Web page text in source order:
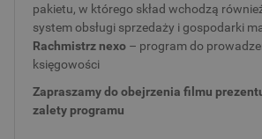
pakietu, w którego skład wchodzą
system obsługi sprzedaży i gospodarki
Rachmistrz nexo – program do
księgowości
Zapraszamy do obejrzenia filmu
zalety programu